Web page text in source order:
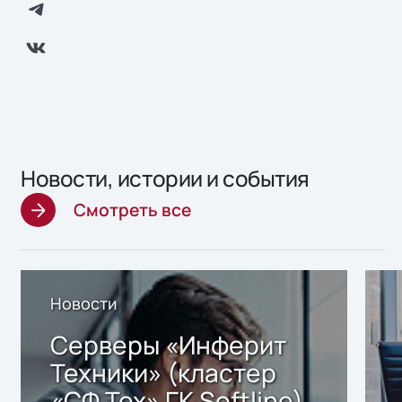
Новости, истории и события
Смотреть все
Новости
Серверы «Инферит
Техники» (кластер